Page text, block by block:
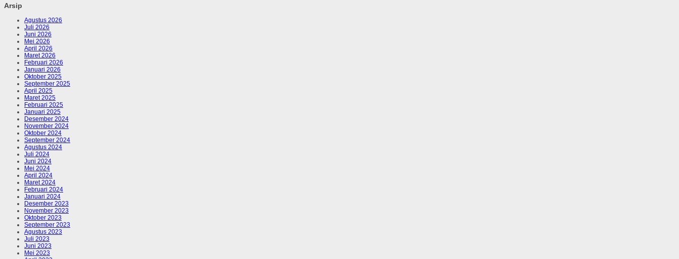
Arsip
Agustus 2026
Juli 2026
Juni 2026
Mei 2026
April 2026
Maret 2026
Februari 2026
Januari 2026
Oktober 2025
September 2025
April 2025
Maret 2025
Februari 2025
Januari 2025
Desember 2024
November 2024
Oktober 2024
September 2024
Agustus 2024
Juli 2024
Juni 2024
Mei 2024
April 2024
Maret 2024
Februari 2024
Januari 2024
Desember 2023
November 2023
Oktober 2023
September 2023
Agustus 2023
Juli 2023
Juni 2023
Mei 2023